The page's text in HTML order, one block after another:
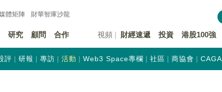
體矩陣 財華智庫沙龍
研究 顧問 合作 視頻 財經速遞 投資 港股100強
評 研報 專訪 活動 Web3 Space專欄 社區 商協會 CAGA